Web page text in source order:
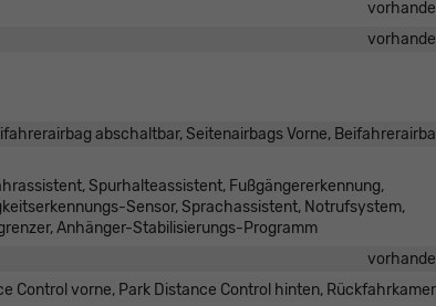
abschaltbar, Seitenairbags Vorne,
Spurhalteassistent, Fußgängererkennung,
Sensor, Sprachassistent, Notrufsystem,
Anhänger-Stabilisierungs-Programm
Control vorne, Park Distance Control hinten,